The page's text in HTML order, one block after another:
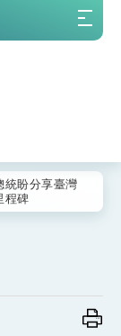
盼分享臺灣
程碑
告短片，向
量
灣人有權利
護國際秩序
為團結、為